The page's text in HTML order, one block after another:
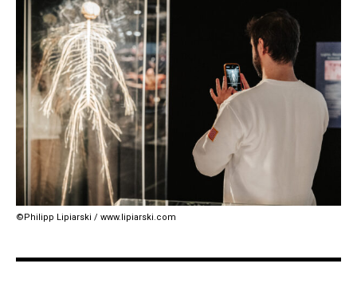
©Philipp Lipiarski / www.lipiarski.com